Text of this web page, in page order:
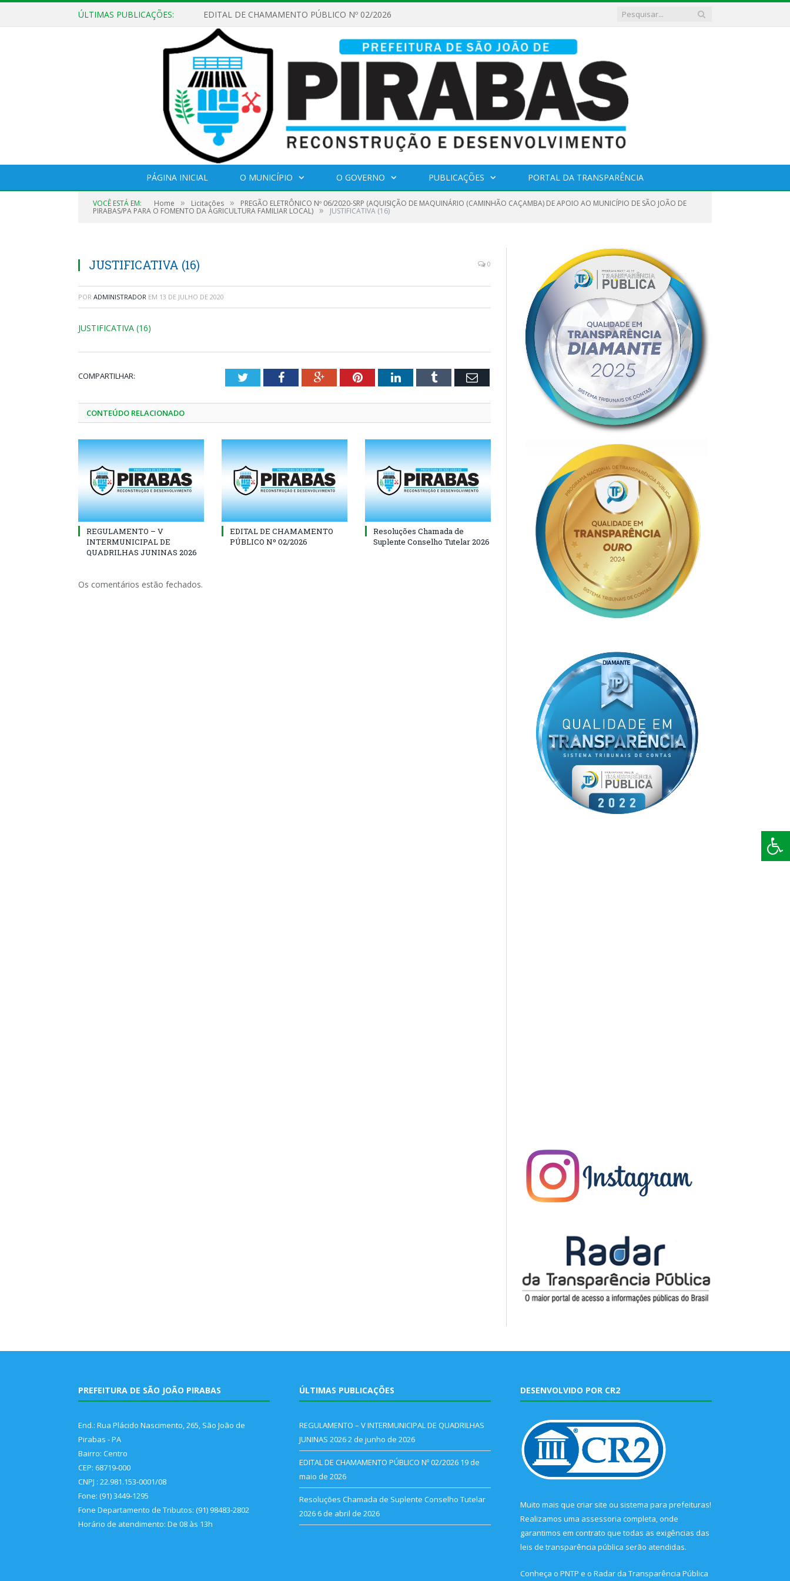
ÚLTIMAS PUBLICAÇÕES: EDITAL DE CHAMAMENTO PÚBLICO Nº 02/2026
PÁGINA INICIAL O MUNICÍPIO O GOVERNO PUBLICAÇÕES PORTAL DA TRANSPARÊNCIA
VOCÊ ESTÁ EM: Home » Licitações » PREGÃO ELETRÔNICO Nº 06/2020-SRP (AQUISIÇÃO DE MAQUINÁRIO (CAMINHÃO CAÇAMBA) DE APOIO AO MUNICÍPIO DE SÃO JOÃO DE
PIRABAS/PA PARA O FOMENTO DA AGRICULTURA FAMILIAR LOCAL) » JUSTIFICATIVA (16)
JUSTIFICATIVA (16) 0
POR ADMINISTRADOR EM 13 DE JULHO DE 2020
JUSTIFICATIVA (16)
COMPARTILHAR: TwitterFacebookGoogle+PinterestLinkedInTumblr Email
CONTEÚDO RELACIONADO
REGULAMENTO – V
INTERMUNICIPAL DE
QUADRILHAS JUNINAS 2026
EDITAL DE CHAMAMENTO
PÚBLICO Nº 02/2026
Resoluções Chamada de
Suplente Conselho Tutelar 2026
Os comentários estão fechados.
PREFEITURA DE SÃO JOÃO PIRABAS
End.: Rua Plácido Nascimento, 265, São João de
Pirabas - PA
Bairro: Centro
CEP: 68719-000
CNPJ : 22.981.153-0001/08
Fone: (91) 3449-1295
Fone Departamento de Tributos: (91) 98483-2802
Horário de atendimento: De 08 às 13h
ÚLTIMAS PUBLICAÇÕES
REGULAMENTO – V INTERMUNICIPAL DE QUADRILHAS
JUNINAS 20262 de junho de 2026
EDITAL DE CHAMAMENTO PÚBLICO Nº 02/2026 19 de
maio de 2026
Resoluções Chamada de Suplente Conselho Tutelar
2026 6 de abril de 2026
DESENVOLVIDO POR CR2
Muito mais que criar site ou sistema para prefeituras!
Realizamos uma assessoria completa, onde
garantimos em contrato que todas as exigências das
leis de transparência pública serão atendidas.
Conheça o PNTP e o Radar da Transparência Pública